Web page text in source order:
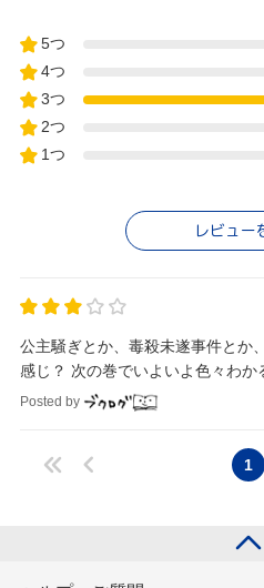
5つ
4つ
3つ
2つ
1つ
レビュー
公主騒ぎとか、毒殺未遂事件とか
感じ？ 次の巻でいよいよ色々わか
Posted by
1